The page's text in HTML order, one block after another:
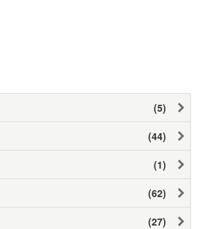
(5)
(44)
(1)
(62)
(27)